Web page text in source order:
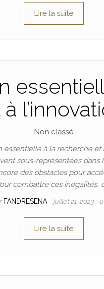
Lire la suite
Non classé
à la recherche et
sous-représentées
des obstacles pour
combattre ces inégalités,
FANDRESENA juillet 21, 2023 0
Lire la suite